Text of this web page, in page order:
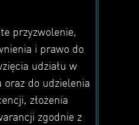
przyzwolenie,
i prawo do
udziału w
oraz do udzielenia
złożenia
zgodnie z